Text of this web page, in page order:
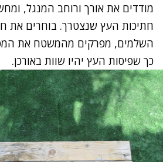
מודדים את אורך ורוחב המנגל,
חתיכות העץ שנצטרך. בוחרים את
השלמים, מפרקים מהמשטח את
כך שפיסות העץ יהיו שוות באורכן.